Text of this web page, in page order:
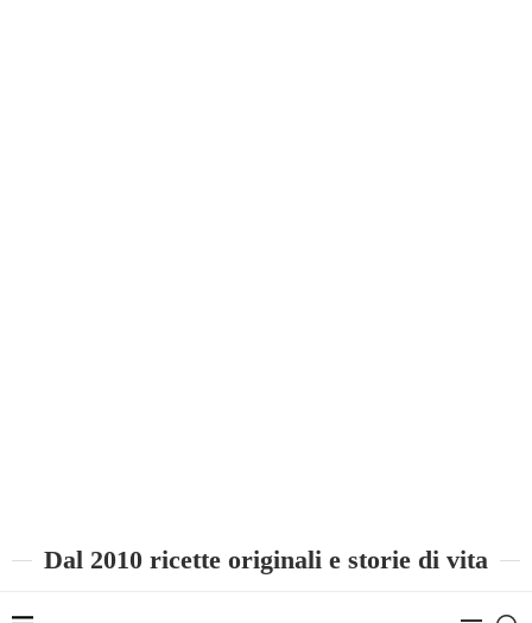
Dal 2010 ricette originali e storie di vita